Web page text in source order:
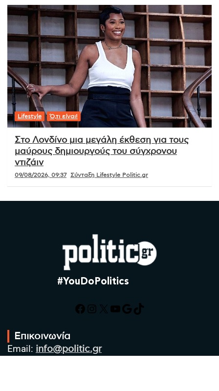
Lifestyle Ό,τι είναι!
Στο Λονδίνο μια μεγάλη έκθεση για τους
μαύρους δημιουργούς του σύγχρονου
ντιζάιν
09/08/2026, 09:37 Σύνταξη Lifestyle Politic.gr
#YouDoPolitics
Facebook
Instagram
X YouTube
Google
TikTok
Επικοινωνία
Email: info@politic.gr